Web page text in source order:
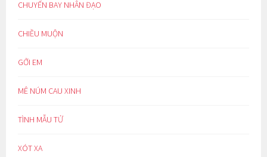
CHUYẾN BAY NHÂN ĐẠO
CHIỀU MUỘN
GỞI EM
MÊ NÚM CAU XINH
TÌNH MẪU TỬ
XÓT XA